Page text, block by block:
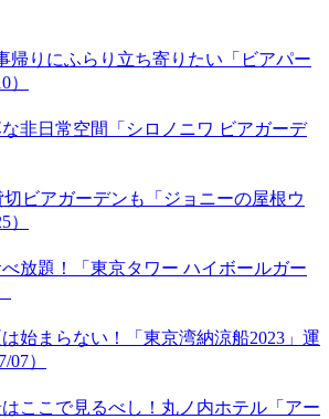
帰りにふらり立ち寄りたい「ビアパー
）
非日常空間「シロノニワ ビアガーデ
ビアガーデンも「ジョニーの屋根ウ
）
放題！「東京タワー ハイボールガー
始まらない！「東京湾納涼船2023」運
）
ここで見るべし！丸ノ内ホテル「アー